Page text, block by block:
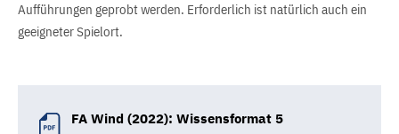
Aufführungen geprobt werden. Erforderlich ist natürlich auch ein
geeigneter Spielort.
FA Wind (2022): Wissensformat 5